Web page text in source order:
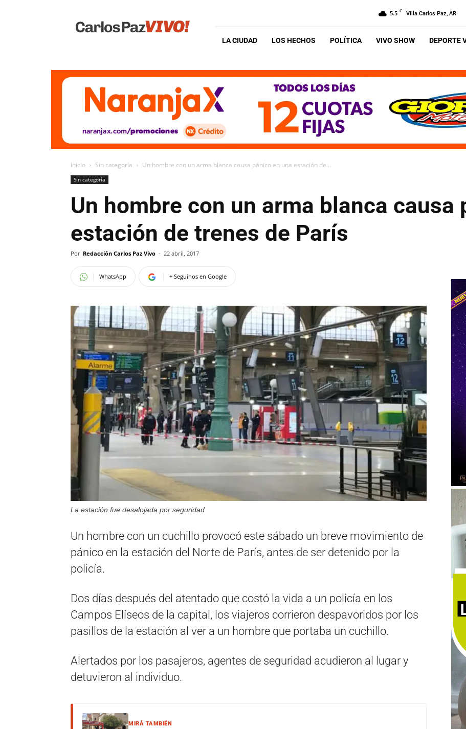
Vivo
5.5 C Villa Carlos Paz, AR
LA CIUDAD LOS HECHOS POLÍTICA VIVO SHOW DEPORTE
Inicio Sin categoría Un hombre con un arma blanca causa pánico en una estación de...
Sin categoría
Un hombre con un arma blanca causa
estación de trenes de París
Por Redacción Carlos Paz Vivo - 22 abril, 2017
WhatsApp + Seguinos en Google
La estación fue desalojada por seguridad
Un hombre con un cuchillo provocó este sábado un breve movimiento de
pánico en la estación del Norte de París, antes de ser detenido por la
policía.
Dos días después del atentado que costó la vida a un policía en los
Campos Elíseos de la capital, los viajeros corrieron despavoridos por los
pasillos de la estación al ver a un hombre que portaba un cuchillo.
Alertados por los pasajeros, agentes de seguridad acudieron al lugar y
detuvieron al individuo.
MIRÁ TAMBIÉN